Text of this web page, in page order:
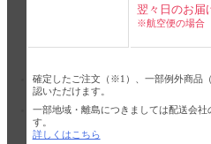
翌々日のお届
※航空便の場合
確定したご注文（※1）、一部例外商品
認いただけます。
一部地域・離島につきましては配送会
す。
詳しくはこちら